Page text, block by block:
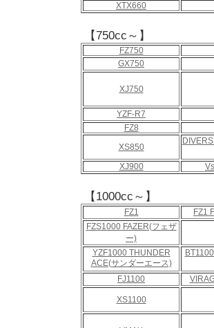
XTX660
【750cc～】
FZ750
GX750
XJ750
YZF-R7
FZ8
XS850
XJ900
【1000cc～】
FZ1
FZ1
FZS1000 FAZER(フェザ
ー)
YZF1000 THUNDER
ACE(サンダーエース)
FJ1100
XS1100